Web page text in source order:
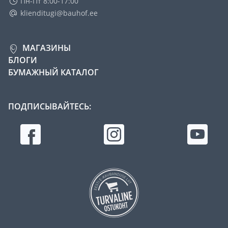
klienditugi@bauhof.ee
МАГАЗИНЫ
БЛОГИ
БУМАЖНЫЙ КАТАЛОГ
ПОДПИСЫВАЙТЕСЬ: